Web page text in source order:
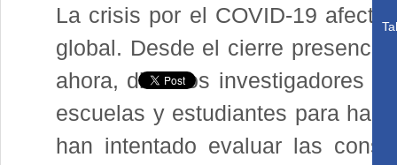
La crisis por el COVID-19
global. Desde el cierre
ahora, distintos investigadores
escuelas y estudiantes para
han intentado evaluar las